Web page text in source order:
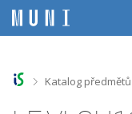
e
e
e
e
>Katalog předmětů